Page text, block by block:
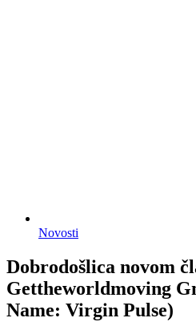
Novosti
Dobrodošlica novom
Gettheworldmoving
Name: Virgin Pulse)